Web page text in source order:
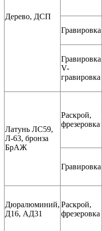
Дерево, ДСП
Гравировка
Гравировка
V-
гравировка
Латунь ЛС59,
Л-63, бронза
БрАЖ
Раскрой,
фрезеровка
Гравировка
Дюралюминий,
Д16, АД31
Раскрой,
фрезеровка